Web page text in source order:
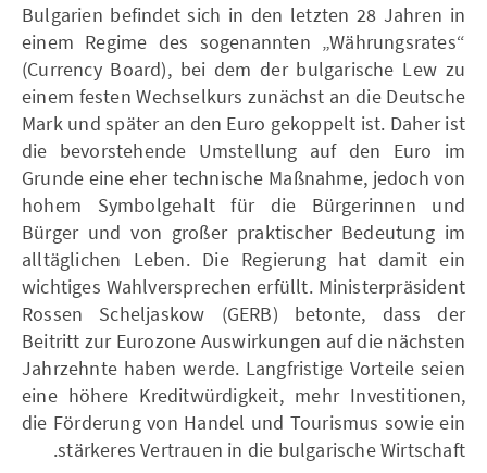
Bulgarien befindet sich in den letzten 28 Jahren in
einem Regime des sogenannten „Währungsrates“
(Currency Board), bei dem der bulgarische Lew zu
einem festen Wechselkurs zunächst an die Deutsche
Mark und später an den Euro gekoppelt ist. Daher ist
die bevorstehende Umstellung auf den Euro im
Grunde eine eher technische Maßnahme, jedoch von
hohem Symbolgehalt für die Bürgerinnen und
Bürger und von großer praktischer Bedeutung im
alltäglichen Leben. Die Regierung hat damit ein
wichtiges Wahlversprechen erfüllt. Ministerpräsident
Rossen Scheljaskow (GERB) betonte, dass der
Beitritt zur Eurozone Auswirkungen auf die nächsten
Jahrzehnte haben werde. Langfristige Vorteile seien
eine höhere Kreditwürdigkeit, mehr Investitionen,
die Förderung von Handel und Tourismus sowie ein
stärkeres Vertrauen in die bulgarische Wirtschaft.